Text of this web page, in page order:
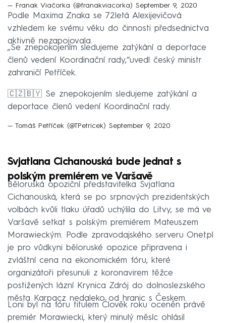
— Franak Viačorka (@franakviacorka) September 9, 2020
Podle Maxima Znaka se 72letá Alexijevičová
vzhledem ke svému věku do činnosti předsednictva
aktivně nezapojovala.
„Se znepokojením sledujeme zatýkání a deportace
členů vedení Koordinační rady,“uvedl český ministr
zahraničí Petříček.
🇨🇿🇧🇾 Se znepokojením sledujeme zatýkání a
deportace členů vedení Koordinační rady.
— Tomáš Petříček (@TPetricek) September 9, 2020
Svjatlana Cichanouská bude jednat s
polským premiérem ve Varšavě
Běloruská opoziční představitelka Svjatlana
Cichanouská, která se po srpnových prezidentských
volbách kvůli tlaku úřadů uchýlila do Litvy, se má ve
Varšavě setkat s polským premiérem Mateuszem
Morawieckým. Podle zpravodajského serveru Onet.pl
je pro vůdkyni běloruské opozice připravena i
zvláštní cena na ekonomickém fóru, které
organizátoři přesunuli z koronavirem těžce
postižených lázní Krynica Zdrój do dolnoslezského
města Karpacz nedaleko od hranic s Českem.
Loni byl na fóru titulem Člověk roku oceněn právě
premiér Morawiecki, který minulý měsíc ohlásil